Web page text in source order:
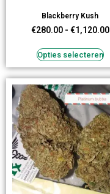
Blackberry Kush
€280.00 - €1,120.00
Opties selecteren